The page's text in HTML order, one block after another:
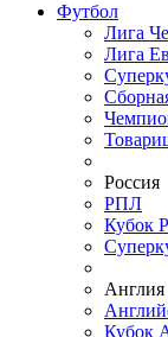
Футбол
Лига
Лига
Россия
РПЛ
Кубок
Англия
Кубок